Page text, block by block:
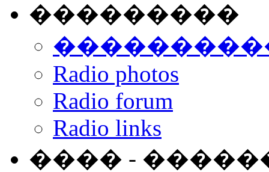
���������
Radio photos
Radio forum
Radio links
���� -